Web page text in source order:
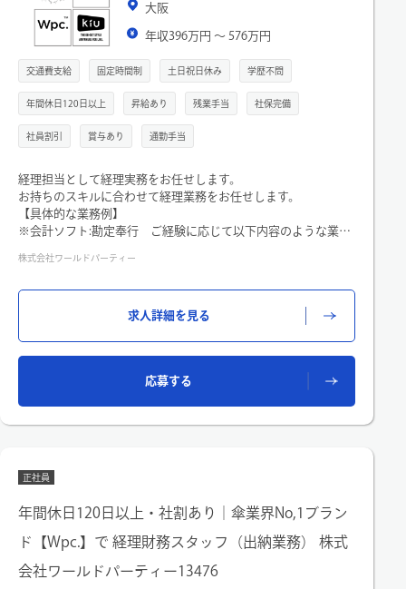
大阪
年収396万円 〜 576万円
交通費支給 固定時間制 土日祝日休み 学歴不問
年間休日120日以上 昇給あり 残業手当 社保完備
社員割引 賞与あり 通勤手当
経理担当として経理実務をお任せします。
お持ちのスキルに合わせて経理業務をお任せします。
【具体的な業務例】
※会計ソフト:勘定奉行 ご経験に応じて以下内容のような業務
・仕訳入力（2,000明細/月）、決算(月次・四半期・年次)業務・
・税務申告書作成補助 ・取締役会財務報告資料作成補助・他経
株式会社ワールドパーティー
求人詳細を見る
応募する
正社員
年間休日120日以上・社割あり｜傘業界No,1ブラン
ド【Wpc.】で 経理財務スタッフ（出納業務） 株式
会社ワールドパーティー13476